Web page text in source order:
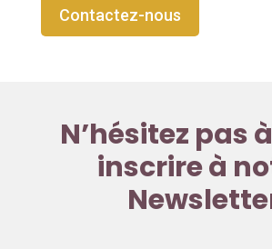
Contactez-nous
N’hésitez pas
inscrire à